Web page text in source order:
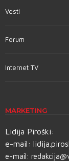
Vesti
Forum
Internet TV
MARKETING
Lidija Piroški:
e-mail:
e-mail: